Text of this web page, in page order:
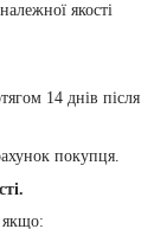
якості
14 днів після
покупця.
якщо: